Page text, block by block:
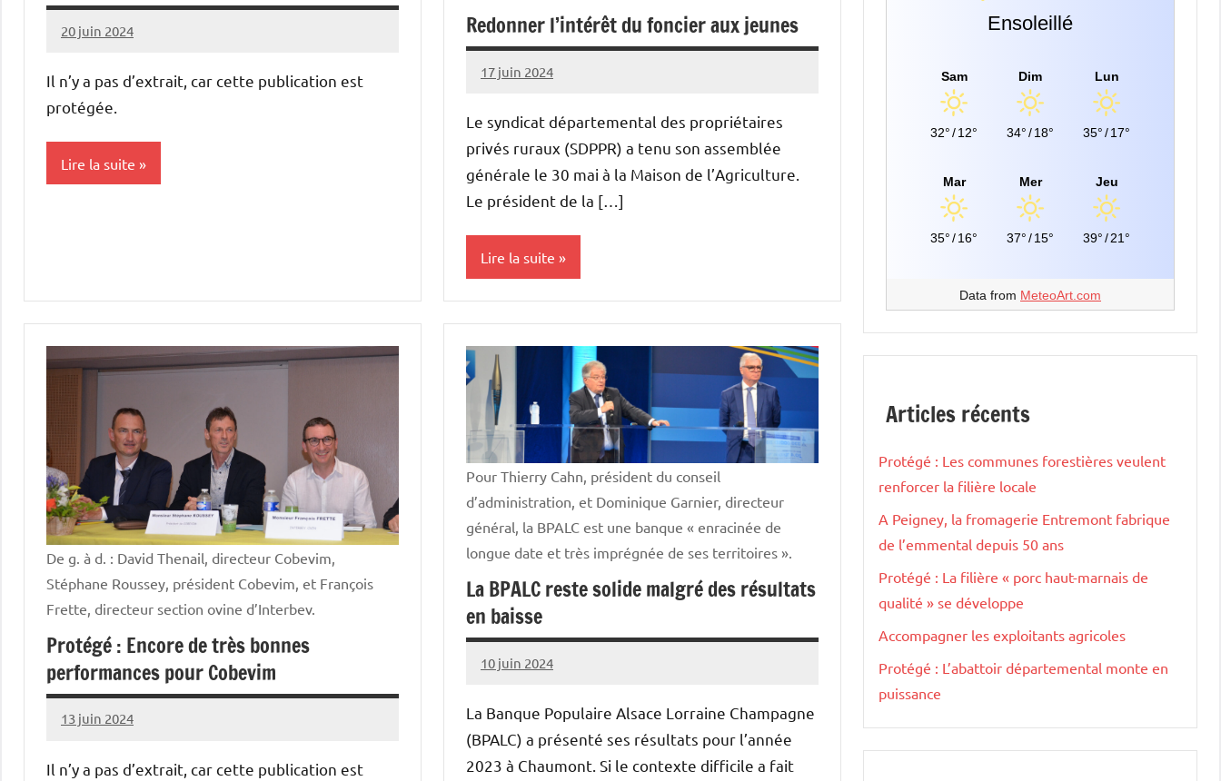
20 juin 2024
Thibaut
Il n’y a pas d’extrait, car cette publication est
protégée.
Lire la suite
Redonner l’intérêt du foncier aux jeunes
17 juin 2024
Thibaut
Le syndicat départemental des propriétaires
privés ruraux (SDPPR) a tenu son assemblée
générale le 30 mai à la Maison de l’Agriculture.
Le président de la […]
Lire la suite
De g. à d. : David Thenail, directeur Cobevim,
Stéphane Roussey, président Cobevim, et François
Frette, directeur section ovine d’Interbev.
Protégé : Encore de très bonnes
performances pour Cobevim
13 juin 2024
Thibaut
Il n’y a pas d’extrait, car cette publication est
Pour Thierry Cahn, président du conseil
d’administration, et Dominique Garnier, directeur
général, la BPALC est une banque « enracinée de
longue date et très imprégnée de ses territoires ».
La BPALC reste solide malgré des résultats
en baisse
10 juin 2024
Thibaut
La Banque Populaire Alsace Lorraine Champagne
(BPALC) a présenté ses résultats pour l’année
2023 à Chaumont. Si le contexte difficile a fait
Ensoleillé
Sam
32°/12°
Dim
34°/18°
Lun
35°/17°
Mar
35°/16°
Mer
37°/15°
Jeu
39°/21°
Data from MeteoArt.com
Articles récents
Protégé : Les communes forestières veulent
renforcer la filière locale
A Peigney, la fromagerie Entremont fabrique
de l’emmental depuis 50 ans
Protégé : La filière « porc haut-marnais de
qualité » se développe
Accompagner les exploitants agricoles
Protégé : L’abattoir départemental monte en
puissance